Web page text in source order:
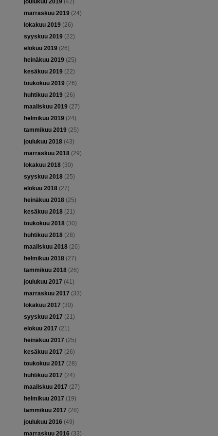
joulukuu 2019(42)
marraskuu 2019(24)
lokakuu 2019(26)
syyskuu 2019(22)
elokuu 2019(26)
heinäkuu 2019(25)
kesäkuu 2019(22)
toukokuu 2019(26)
huhtikuu 2019(26)
maaliskuu 2019(27)
helmikuu 2019(24)
tammikuu 2019(25)
joulukuu 2018(43)
marraskuu 2018(29)
lokakuu 2018(30)
syyskuu 2018(25)
elokuu 2018(27)
heinäkuu 2018(25)
kesäkuu 2018(21)
toukokuu 2018(30)
huhtikuu 2018(28)
maaliskuu 2018(26)
helmikuu 2018(27)
tammikuu 2018(26)
joulukuu 2017 (41)
marraskuu 2017 (33)
lokakuu 2017 (30)
syyskuu 2017 (21)
elokuu 2017 (21)
heinäkuu 2017 (25)
kesäkuu 2017 (26)
toukokuu 2017 (28)
huhtikuu 2017 (24)
maaliskuu 2017 (27)
helmikuu 2017 (19)
tammikuu 2017 (28)
joulukuu 2016 (49)
marraskuu 2016 (33)